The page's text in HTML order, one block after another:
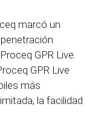
marcó un
GPR Live.
GPR Live
más
la facilidad